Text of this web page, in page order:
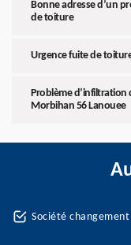
Bonne adresse d’un
de toiture
Urgence fuite de
Problème d’infiltration
Morbihan 56 Lanouee
Société